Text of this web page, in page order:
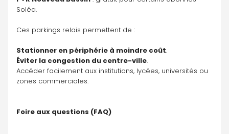
Soléa.
Ces parkings relais permettent de :
Stationner en périphérie à moindre coût.
Éviter la congestion du centre-ville.
Accéder facilement aux institutions, lycées, universités ou
zones commerciales.
Foire aux questions (FAQ)